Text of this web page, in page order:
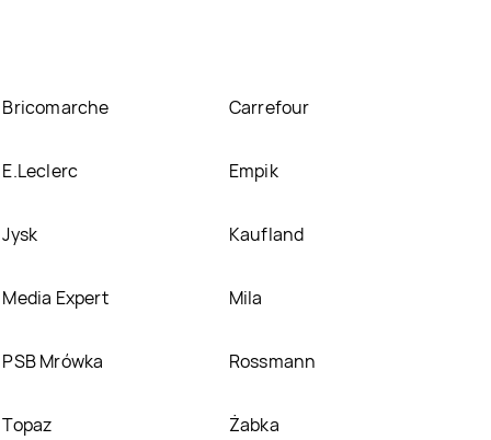
Bricomarche Carrefour
E.Leclerc Empik
Jysk Kaufland
Media Expert Mila
PSB Mrówka Rossmann
Topaz Żabka